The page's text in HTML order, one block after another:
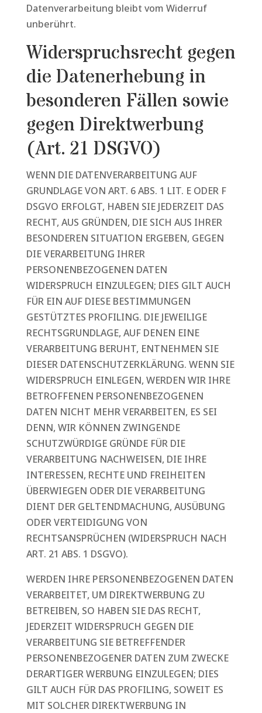
Datenverarbeitung bleibt vom Widerruf
unberührt.
Widerspruchsrecht gegen
die Datenerhebung in
besonderen Fällen sowie
gegen Direktwerbung
(Art. 21 DSGVO)
WENN DIE DATENVERARBEITUNG AUF
GRUNDLAGE VON ART. 6 ABS. 1 LIT. E ODER F
DSGVO ERFOLGT, HABEN SIE JEDERZEIT DAS
RECHT, AUS GRÜNDEN, DIE SICH AUS IHRER
BESONDEREN SITUATION ERGEBEN, GEGEN
DIE VERARBEITUNG IHRER
PERSONENBEZOGENEN DATEN
WIDERSPRUCH EINZULEGEN; DIES GILT AUCH
FÜR EIN AUF DIESE BESTIMMUNGEN
GESTÜTZTES PROFILING. DIE JEWEILIGE
RECHTSGRUNDLAGE, AUF DENEN EINE
VERARBEITUNG BERUHT, ENTNEHMEN SIE
DIESER DATENSCHUTZERKLÄRUNG. WENN SIE
WIDERSPRUCH EINLEGEN, WERDEN WIR IHRE
BETROFFENEN PERSONENBEZOGENEN
DATEN NICHT MEHR VERARBEITEN, ES SEI
DENN, WIR KÖNNEN ZWINGENDE
SCHUTZWÜRDIGE GRÜNDE FÜR DIE
VERARBEITUNG NACHWEISEN, DIE IHRE
INTERESSEN, RECHTE UND FREIHEITEN
ÜBERWIEGEN ODER DIE VERARBEITUNG
DIENT DER GELTENDMACHUNG, AUSÜBUNG
ODER VERTEIDIGUNG VON
RECHTSANSPRÜCHEN (WIDERSPRUCH NACH
ART. 21 ABS. 1 DSGVO).
WERDEN IHRE PERSONENBEZOGENEN DATEN
VERARBEITET, UM DIREKTWERBUNG ZU
BETREIBEN, SO HABEN SIE DAS RECHT,
JEDERZEIT WIDERSPRUCH GEGEN DIE
VERARBEITUNG SIE BETREFFENDER
PERSONENBEZOGENER DATEN ZUM ZWECKE
DERARTIGER WERBUNG EINZULEGEN; DIES
GILT AUCH FÜR DAS PROFILING, SOWEIT ES
MIT SOLCHER DIREKTWERBUNG IN